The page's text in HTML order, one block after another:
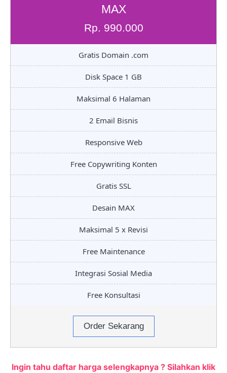
MAX
Rp. 990.000
Gratis Domain .com
Disk Space 1 GB
Maksimal 6 Halaman
2 Email Bisnis
Responsive Web
Free Copywriting Konten
Gratis SSL
Desain MAX
Maksimal 5 x Revisi
Free Maintenance
Integrasi Sosial Media
Free Konsultasi
Order Sekarang
Ingin tahu daftar harga selengkapnya ? Silahkan klik